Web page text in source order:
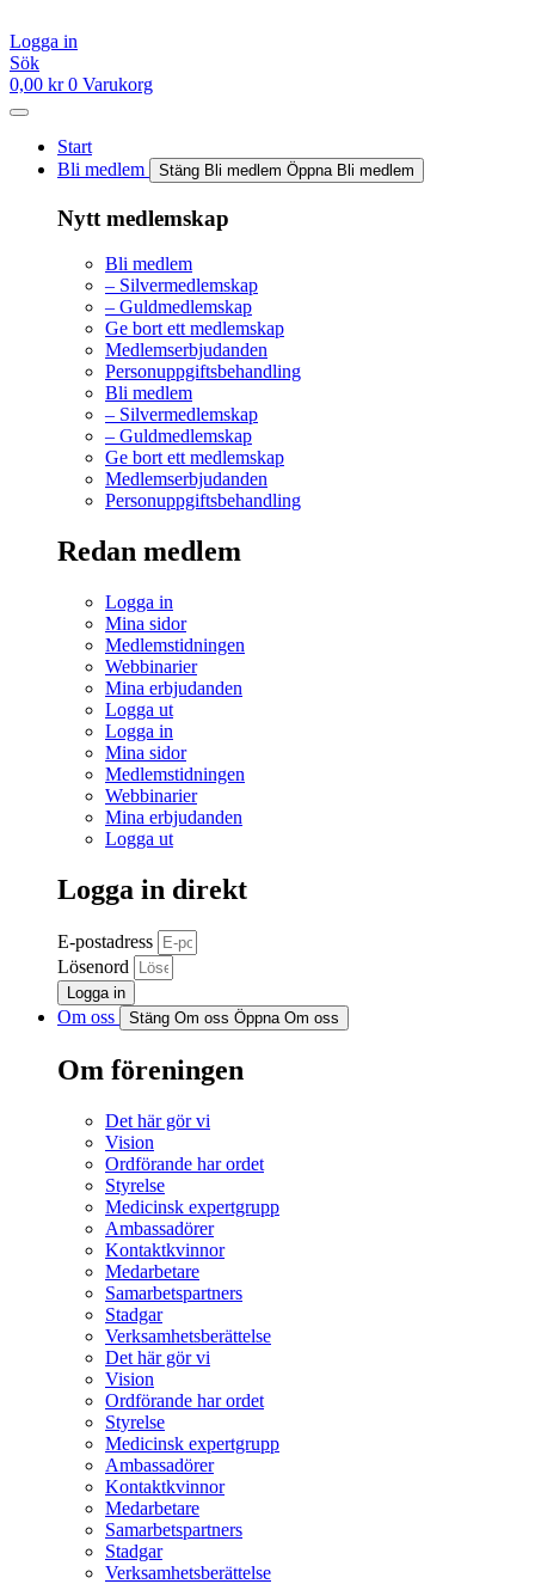
till
innehåll
Logga in
Sök
0,00 kr 0 Varukorg
Start
Bli medlem
Stäng Bli medlem Öppna Bli medlem
Nytt medlemskap
Bli medlem
– Silvermedlemskap
– Guldmedlemskap
Ge bort ett medlemskap
Medlemserbjudanden
Personuppgiftsbehandling
Bli medlem
– Silvermedlemskap
– Guldmedlemskap
Ge bort ett medlemskap
Medlemserbjudanden
Personuppgiftsbehandling
Redan medlem
Logga in
Mina sidor
Medlemstidningen
Webbinarier
Mina erbjudanden
Logga ut
Logga in
Mina sidor
Medlemstidningen
Webbinarier
Mina erbjudanden
Logga ut
Logga in direkt
E-postadress
Lösenord
Logga in
Om oss Stäng Om oss Öppna Om oss
Om föreningen
Det här gör vi
Vision
Ordförande har ordet
Styrelse
Medicinsk expertgrupp
Ambassadörer
Kontaktkvinnor
Medarbetare
Samarbetspartners
Stadgar
Verksamhetsberättelse
Det här gör vi
Vision
Ordförande har ordet
Styrelse
Medicinsk expertgrupp
Ambassadörer
Kontaktkvinnor
Medarbetare
Samarbetspartners
Stadgar
Verksamhetsberättelse